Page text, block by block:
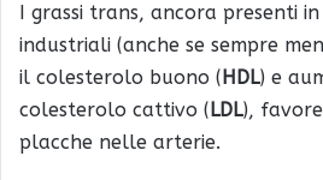
I grassi trans, ancora presenti
industriali (anche se sempre
il colesterolo buono ( HDL) e
colesterolo cattivo ( LDL),
placche nelle arterie.